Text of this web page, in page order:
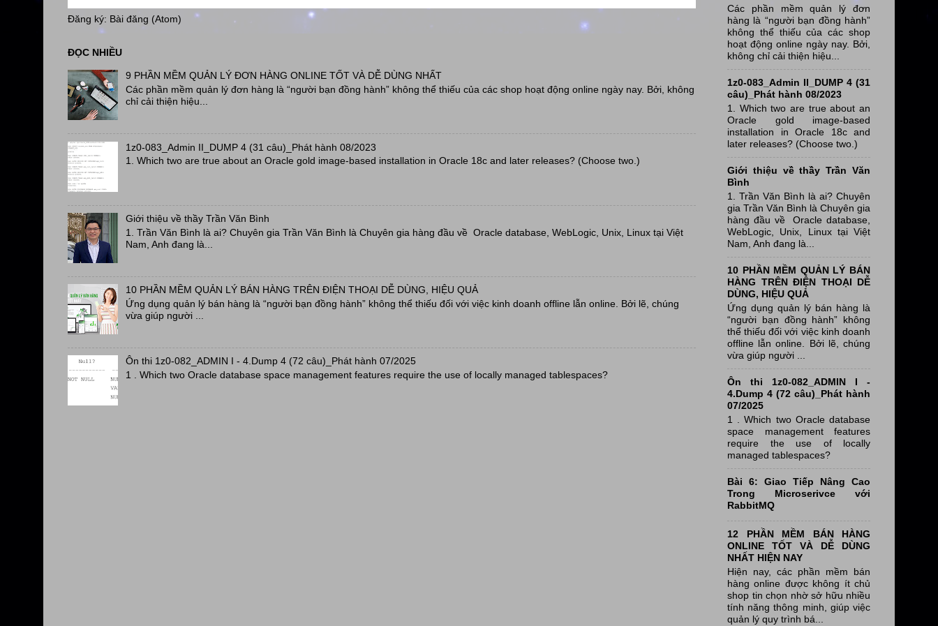
Đăng ký: Bài đăng (Atom)
ĐỌC NHIỀU
9 PHẦN MỀM QUẢN LÝ ĐƠN HÀNG ONLINE TỐT VÀ DỄ DÙNG NHẤT
Các phần mềm quản lý đơn hàng là “người bạn đồng hành” không thể thiếu của các shop hoạt động online ngày nay. Bởi, không
chỉ cải thiện hiệu...
1z0-083_Admin II_DUMP 4 (31 câu)_Phát hành 08/2023
1. Which two are true about an Oracle gold image-based installation in Oracle 18c and later releases? (Choose two.)
Giới thiệu về thầy Trần Văn Bình
1. Trần Văn Bình là ai? Chuyên gia Trần Văn Bình là Chuyên gia hàng đầu về Oracle database, WebLogic, Unix, Linux tại Việt
Nam, Anh đang là...
10 PHẦN MỀM QUẢN LÝ BÁN HÀNG TRÊN ĐIỆN THOẠI DỄ DÙNG, HIỆU QUẢ
Ứng dụng quản lý bán hàng là “người bạn đồng hành” không thể thiếu đối với việc kinh doanh offline lẫn online. Bởi lẽ, chúng
vừa giúp người ...
Ôn thi 1z0-082_ADMIN I - 4.Dump 4 (72 câu)_Phát hành 07/2025
1 . Which two Oracle database space management features require the use of locally managed tablespaces?
Các phần mềm quản lý đơn
hàng là “người bạn đồng hành”
không thể thiếu của các shop
hoạt động online ngày nay. Bởi,
không chỉ cải thiện hiệu...
1z0-083_Admin II_DUMP 4 (31
câu)_Phát hành 08/2023
1. Which two are true about an
Oracle gold image-based
installation in Oracle 18c and
later releases? (Choose two.)
Giới thiệu về thầy Trần Văn
Bình
1. Trần Văn Bình là ai? Chuyên
gia Trần Văn Bình là Chuyên gia
hàng đầu về Oracle database,
WebLogic, Unix, Linux tại Việt
Nam, Anh đang là...
10 PHẦN MỀM QUẢN LÝ BÁN
HÀNG TRÊN ĐIỆN THOẠI DỄ
DÙNG, HIỆU QUẢ
Ứng dụng quản lý bán hàng là
“người bạn đồng hành” không
thể thiếu đối với việc kinh doanh
offline lẫn online. Bởi lẽ, chúng
vừa giúp người ...
Ôn thi 1z0-082_ADMIN I -
4.Dump 4 (72 câu)_Phát hành
07/2025
1 . Which two Oracle database
space management features
require the use of locally
managed tablespaces?
Bài 6: Giao Tiếp Nâng Cao
Trong Microserivce với
RabbitMQ
12 PHẦN MỀM BÁN HÀNG
ONLINE TỐT VÀ DỄ DÙNG
NHẤT HIỆN NAY
Hiện nay, các phần mềm bán
hàng online được không ít chủ
shop tin chọn nhờ sở hữu nhiều
tính năng thông minh, giúp việc
quản lý quy trình bá...